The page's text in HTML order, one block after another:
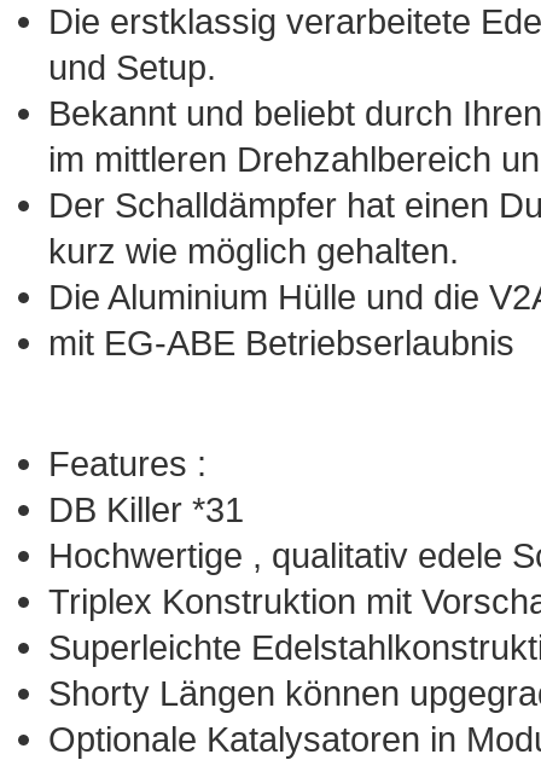
Die erstklassig verarbeitete
und Setup.
Bekannt und beliebt durch
im mittleren Drehzahlbereich
Der Schalldämpfer hat einen
kurz wie möglich gehalten.
Die Aluminium Hülle und die
mit EG-ABE Betriebserlaubnis
Features :
DB Killer *31
Hochwertige , qualitativ edele
Triplex Konstruktion mit
Superleichte
Shorty Längen können
Optionale Katalysatoren in